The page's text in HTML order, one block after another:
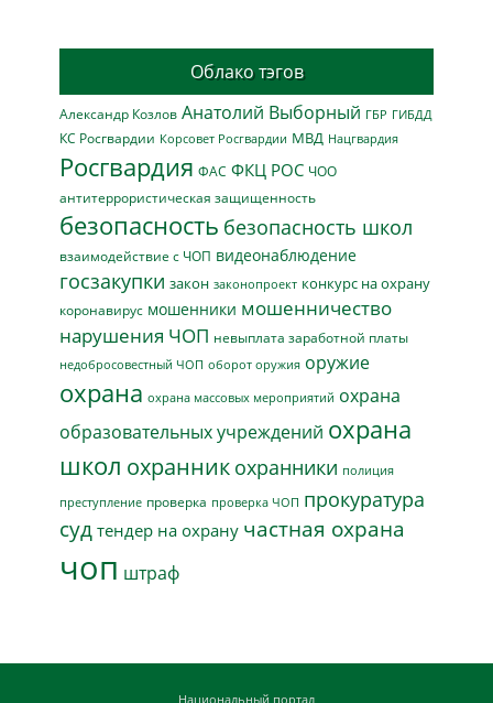
Облако тэгов
Александр Козлов Анатолий Выборный ГБР ГИБДД
КС Росгвардии Корсовет Росгвардии МВД Нацгвардия
Росгвардия ФАС ФКЦ РОС ЧОО
антитеррористическая защищенность
безопасность безопасность школ
взаимодействие с ЧОП видеонаблюдение
госзакупки закон законопроект конкурс на охрану
коронавирус мошенники мошенничество
нарушения ЧОП невыплата заработной платы
недобросовестный ЧОП оборот оружия оружие
охрана охрана массовых мероприятий охрана
образовательных учреждений охрана
школ охранник охранники полиция
преступление проверка проверка ЧОП прокуратура
суд тендер на охрану частная охрана
чоп штраф
Национальный портал